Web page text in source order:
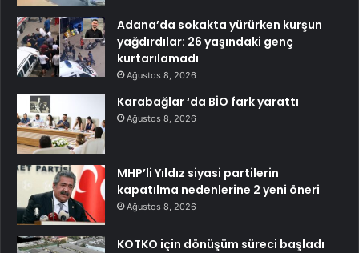
Adana’da sokakta yürürken kurşun
yağdırdılar: 26 yaşındaki genç
kurtarılamadı
Ağustos 8, 2026
Karabağlar ‘da BİO fark yarattı
Ağustos 8, 2026
MHP’li Yıldız siyasi partilerin
kapatılma nedenlerine 2 yeni öneri
Ağustos 8, 2026
KOTKO için dönüşüm süreci başladı